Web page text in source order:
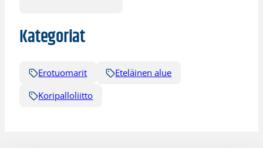
Kategoriat
Erotuomarit
Eteläinen alue
Koripalloliitto